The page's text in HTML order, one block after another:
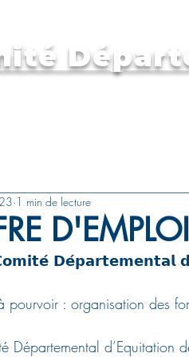
1 min de lecture
𝗗𝗲́𝗽𝗮𝗿𝘁𝗲𝗺𝗲𝗻𝘁𝗮𝗹
pourvoir : organisation des
Départemental d’Equitation